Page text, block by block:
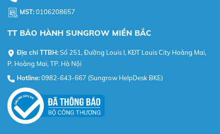
MST:0106208657
TT BẢO HÀNH SUNGROW MIỀN BẮC
Địa chỉ TTBH:Số 251, Đường Louis I, KĐT Louis City Hoàng Mai,
P. Hoàng Mai, TP. Hà Nội
Hotline:0982-643-667 (Sungrow HelpDesk BKE)